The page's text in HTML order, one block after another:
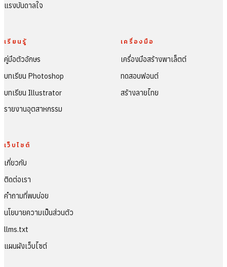
แรงบันดาลใจ
เรียนรู้
คู่มือตัวอักษร
บทเรียน Photoshop
บทเรียน Illustrator
รายงานอุตสาหกรรม
เครื่องมือ
เครื่องมือสร้างพาเล็ตต์
ทดสอบฟอนต์
สร้างลายไทย
เว็บไซต์
เกี่ยวกับ
ติดต่อเรา
คำถามที่พบบ่อย
นโยบายความเป็นส่วนตัว
llms.txt
แผนผังเว็บไซต์